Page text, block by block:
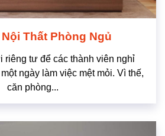
Thất Phòng Ngủ
riêng tư để các thành viên nghỉ
ngày làm việc mệt mỏi. Vì thế,
căn phòng...